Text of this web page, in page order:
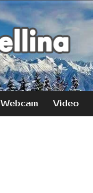
Webcam Video